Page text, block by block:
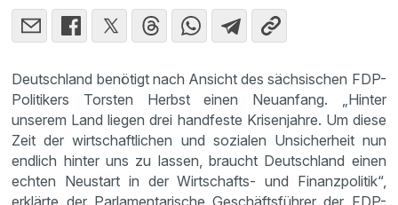
Deutschland benötigt nach Ansicht des sächsischen FDP-
Politikers Torsten Herbst einen Neuanfang. „Hinter
unserem Land liegen drei handfeste Krisenjahre. Um diese
Zeit der wirtschaftlichen und sozialen Unsicherheit nun
endlich hinter uns zu lassen, braucht Deutschland einen
echten Neustart in der Wirtschafts- und Finanzpolitik“,
erklärte der Parlamentarische Geschäftsführer der FDP-